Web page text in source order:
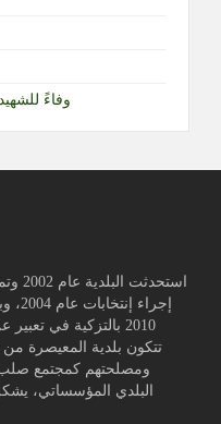
وفاءً
2010 بالتزكية في
تتكون بلدية المعيصرة من
ومصلحتهم كمجتمع
البلدي المؤسساتي،